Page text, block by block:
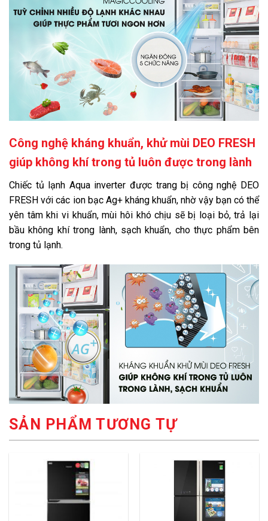
Công nghệ kháng khuẩn, khử mùi DEO FRESH
giúp không khí trong tủ luôn được trong lành
Chiếc tủ lạnh Aqua inverter được trang bị công nghệ DEO
FRESH với các ion bạc Ag+ kháng khuẩn, nhờ vậy bạn có thể
yên tâm khi vi khuẩn, mùi hôi khó chịu sẽ bị loại bỏ, trả lại
bầu không khí trong lành, sạch khuẩn, cho thực phẩm bên
trong tủ lạnh.
SẢN PHẨM TƯƠNG TỰ